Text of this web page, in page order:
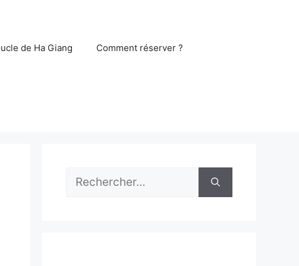
de Ha Giang Comment réserver ?
Rechercher :